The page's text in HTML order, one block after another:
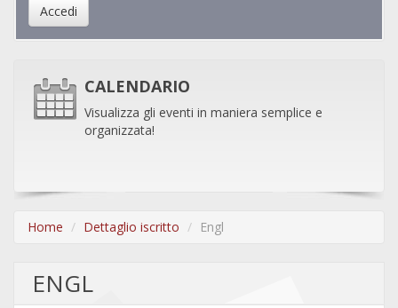
Accedi
CALENDARIO
Visualizza gli eventi in maniera semplice e
organizzata!
Home Dettaglio iscritto Engl
ENGL